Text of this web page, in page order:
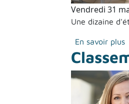
Vendredi 31
Une dizaine
En savoir plus